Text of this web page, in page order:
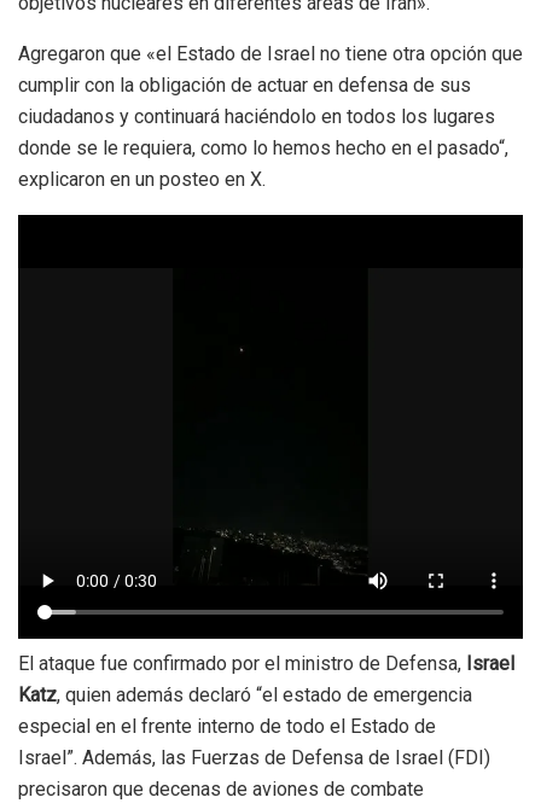
Agregaron que «el Estado de Israel no tiene otra opción que
cumplir con la obligación de actuar en defensa de sus
ciudadanos y continuará haciéndolo en todos los lugares
donde se le requiera, como lo hemos hecho en el pasado“,
explicaron en un posteo en X.
El ataque fue confirmado por el ministro de Defensa, Israel
Katz, quien además declaró “el estado de emergencia
especial en el frente interno de todo el Estado de
Israel”. Además, las Fuerzas de Defensa de Israel (FDI)
precisaron que decenas de aviones de combate